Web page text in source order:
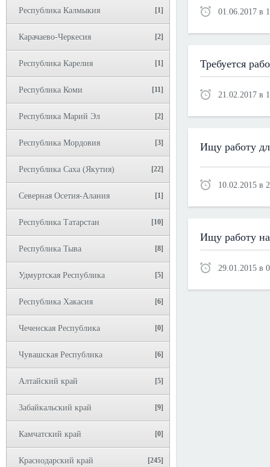
Республика Калмыкия [1]
Карачаево-Черкесия [2]
Республика Карелия [1]
Республика Коми [11]
Республика Марий Эл [2]
Республика Мордовия [3]
Республика Саха (Якутия) [22]
Северная Осетия-Алания [1]
Республика Татарстан [10]
Республика Тыва [8]
Удмуртская Республика [5]
Республика Хакасия [6]
Чеченская Республика [0]
Чувашская Республика [6]
Алтайский край [5]
Забайкальский край [9]
Камчатский край [0]
Краснодарский край [245]
01.06.2017 в
Требуется
21.02.2017 в
Ищу работу
10.02.2015 в
Ищу работу
29.01.2015 в